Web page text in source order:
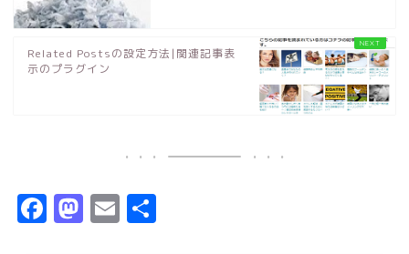
Related Postsの設定方法|関連記事表
示のプラグイン
F M E